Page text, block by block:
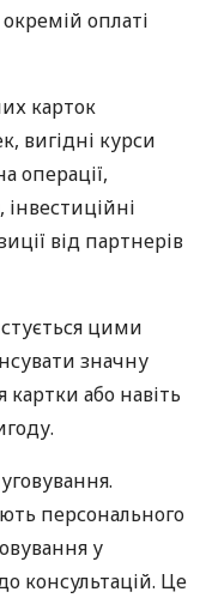
оплаті
карток
вигідні курси
операції,
від партнерів
цими
значну
картки або навіть
персонального
у
консультацій. Це